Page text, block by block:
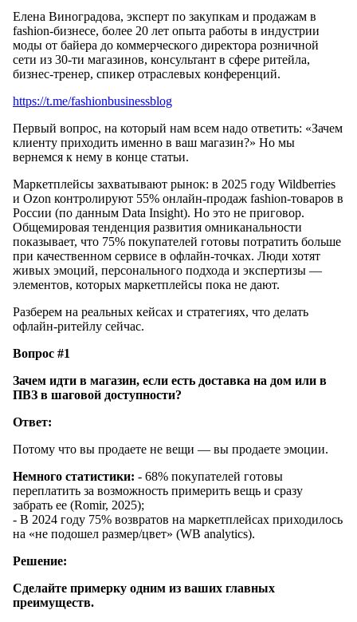
Елена Виноградова, эксперт по закупкам и продажам в
fashion-бизнесе, более 20 лет опыта работы в индустрии
моды от байера до коммерческого директора розничной
сети из 30-ти магазинов, консультант в сфере ритейла,
бизнес-тренер, спикер отраслевых конференций.
https://t.me/fashionbusinessblog
Первый вопрос, на который нам всем надо ответить: «Зачем
клиенту приходить именно в ваш магазин?» Но мы
вернемся к нему в конце статьи.
Маркетплейсы захватывают рынок: в 2025 году Wildberries
и Ozon контролируют 55% онлайн-продаж fashion-товаров в
России (по данным Data Insight). Но это не приговор.
Общемировая тенденция развития омниканальности
показывает, что 75% покупателей готовы потратить больше
при качественном сервисе в офлайн-точках. Люди хотят
живых эмоций, персонального подхода и экспертизы —
элементов, которых маркетплейсы пока не дают.
Разберем на реальных кейсах и стратегиях, что делать
офлайн-ритейлу сейчас.
Вопрос #1
Зачем идти в магазин, если есть доставка на дом или в
ПВЗ в шаговой доступности?
Ответ:
Потому что вы продаете не вещи — вы продаете эмоции.
Немного статистики: - 68% покупателей готовы
переплатить за возможность примерить вещь и сразу
забрать ее (Romir, 2025);
- В 2024 году 75% возвратов на маркетплейсах приходилось
на «не подошел размер/цвет» (WB analytics).
Решение:
Сделайте примерку одним из ваших главных
преимуществ.